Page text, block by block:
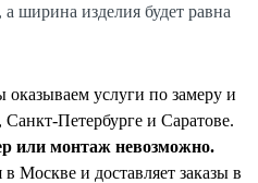
ширина изделия будет равна
услуги по замеру и
Петербурге и Саратове.
или монтаж невозможно.
Москве и доставляет заказы в